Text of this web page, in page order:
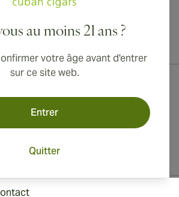
au moins 21 ans ?
votre âge avant d'entrer
sur ce site web.
Entrer
Quitter
disponible vers le Canada, le Royaume-Uni